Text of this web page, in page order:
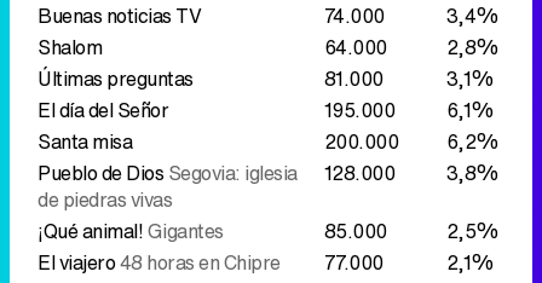
Buenas noticias TV
74.000
3,4%
Shalom
64.000
2,8%
Últimas preguntas
81.000
3,1%
El día del Señor
195.000
6,1%
Santa misa
200.000
6,2%
Pueblo de Dios Segovia: iglesia
de piedras vivas
128.000
3,8%
¡Qué animal!Gigantes 85.000
2,5%
El viajero48 horas en Chipre 77.000
2,1%